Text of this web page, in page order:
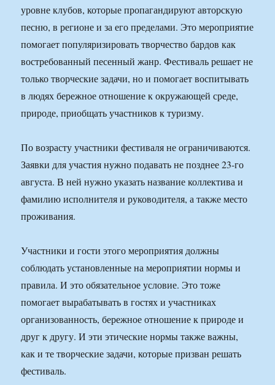
уровне клубов, которые пропагандируют авторскую
песню, в регионе и за его пределами. Это мероприятие
помогает популяризировать творчество бардов как
востребованный песенный жанр. Фестиваль решает не
только творческие задачи, но и помогает воспитывать
в людях бережное отношение к окружающей среде,
природе, приобщать участников к туризму.
По возрасту участники фестиваля не ограничиваются.
Заявки для участия нужно подавать не позднее 23-го
августа. В ней нужно указать название коллектива и
фамилию исполнителя и руководителя, а также место
проживания.
Участники и гости этого мероприятия должны
соблюдать установленные на мероприятии нормы и
правила. И это обязательное условие. Это тоже
помогает вырабатывать в гостях и участниках
организованность, бережное отношение к природе и
друг к другу. И эти этические нормы также важны,
как и те творческие задачи, которые призван решать
фестиваль.